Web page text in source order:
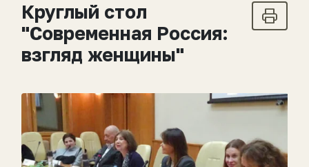
Круглый стол
"Современная Россия:
взгляд женщины"